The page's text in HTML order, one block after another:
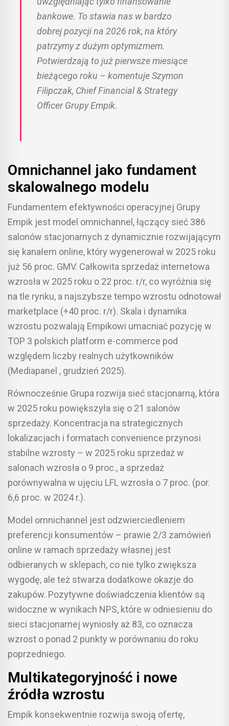
bankowe. To stawia nas w bardzo
dobrej pozycji na 2026 rok, na który
patrzymy z dużym optymizmem.
Potwierdzają to już pierwsze miesiące
bieżącego roku – komentuje Szymon
Filipczak, Chief Financial & Strategy
Officer Grupy Empik.
Omnichannel jako fundament
skalowalnego modelu
Fundamentem efektywności operacyjnej Grupy
Empik jest model omnichannel, łączący sieć 386
salonów stacjonarnych z dynamicznie rozwijającym
się kanałem online, który wygenerował w 2025 roku
już 56 proc. GMV. Całkowita sprzedaż internetowa
wzrosła w 2025 roku o 22 proc. r/r, co wyróżnia się
na tle rynku, a najszybsze tempo wzrostu odnotował
marketplace (+40 proc. r/r). Skala i dynamika
wzrostu pozwalają Empikowi umacniać pozycję w
TOP 3 polskich platform e-commerce pod
względem liczby realnych użytkowników
(Mediapanel , grudzień 2025).
Równocześnie Grupa rozwija sieć stacjonarną, która
w 2025 roku powiększyła się o 21 salonów
sprzedaży. Koncentracja na strategicznych
lokalizacjach i formatach convenience przynosi
stabilne wzrosty – w 2025 roku sprzedaż w
salonach wzrosła o 9 proc., a sprzedaż
porównywalna w ujęciu LFL wzrosła o 7 proc. (por.
6,6 proc. w 2024 r.).
Model omnichannel jest odzwierciedleniem
preferencji konsumentów – prawie 2/3 zamówień
online w ramach sprzedaży własnej jest
odbieranych w sklepach, co nie tylko zwiększa
wygodę, ale też stwarza dodatkowe okazje do
zakupów. Pozytywne doświadczenia klientów są
widoczne w wynikach NPS, które w odniesieniu do
sieci stacjonarnej wyniosły aż 83, co oznacza
wzrost o ponad 2 punkty w porównaniu do roku
poprzedniego.
Multikategoryjność i nowe
źródła wzrostu
Empik konsekwentnie rozwija swoją ofertę,